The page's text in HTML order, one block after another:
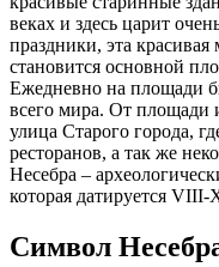
веках и здесь царит
праздники, эта
становится основной
Ежедневно на площади
всего мира. От площади
улица Старого города,
ресторанов, а так же
Несебра –
которая датируется
Символ